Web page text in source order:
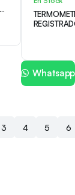
Whatsapp
3 4 5 6